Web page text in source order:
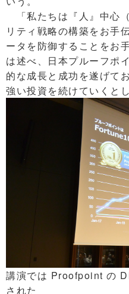
「私たちは『人』中心
リティ戦略の構築をお手
ータを防御することをお
は述べ、日本プルーフポ
的な成長と成功を遂げて
強い投資を続けていくとし
講演では Proofpoint の
された